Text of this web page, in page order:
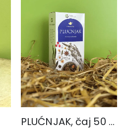
ČAJEVI
PLUĆNJAK, čaj 50 gr.